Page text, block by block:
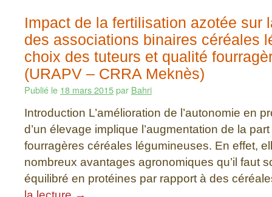
Impact de la fertilisation azotée sur
des associations binaires céréales
choix des tuteurs et qualité
(URAPV – CRRA Meknès)
Publié le 18 mars 2015par Bahri
Introduction L’amélioration de l’autonomie en
d’un élevage implique l’augmentation de la
fourragères céréales légumineuses. En effet,
nombreux avantages agronomiques qu’il faut
équilibré en protéines par rapport à des